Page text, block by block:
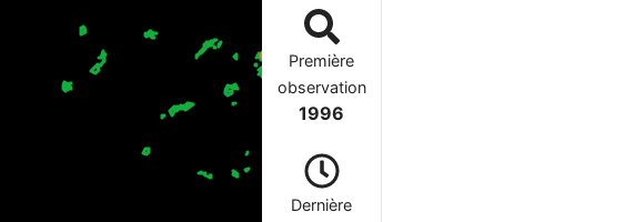
Première
observation
1996
Dernière